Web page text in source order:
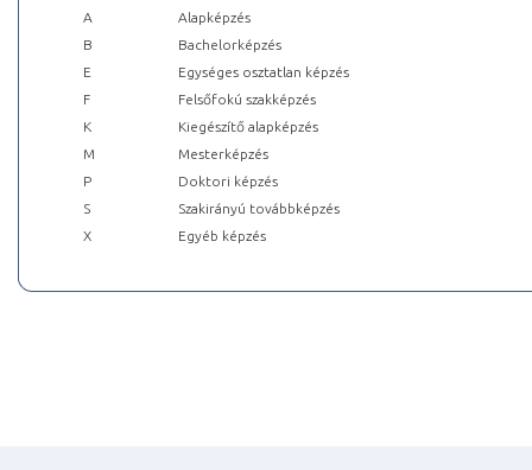
A
Alapképzés
B
Bachelorképzés
E
Egységes osztatlan képzés
F
Felsőfokú szakképzés
K
Kiegészítő alapképzés
M
Mesterképzés
P
Doktori képzés
S
Szakirányú továbbképzés
X
Egyéb képzés